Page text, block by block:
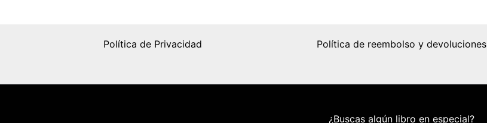
Política de Privacidad Política de reembolso y devoluciones
¿Buscas algún libro en especial?